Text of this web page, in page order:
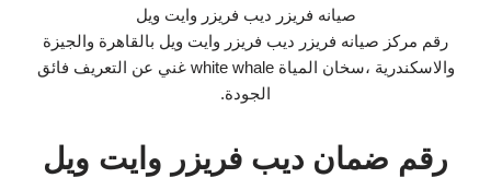
صيانه فريزر ديب فريزر وايت ويل
رقم مركز صيانه فريزر ديب فريزر وايت ويل بالقاهرة والجيزة
والاسكندرية ،سخان المياة white whale غني عن التعريف فائق
الجودة.
رقم ضمان ديب فريزر وايت ويل